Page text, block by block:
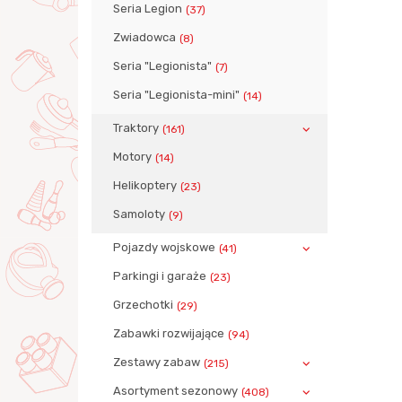
Seria Legion (37)
Zwiadowca (8)
Seria "Legionista" (7)
Seria "Legionista-mini" (14)
Traktory (161)
Motory (14)
Helikoptery (23)
Samoloty (9)
Pojazdy wojskowe (41)
Parkingi i garaże (23)
Grzechotki (29)
Zabawki rozwijające (94)
Zestawy zabaw (215)
Asortyment sezonowy (408)